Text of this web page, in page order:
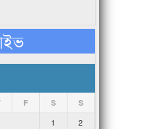
F S S
1
2